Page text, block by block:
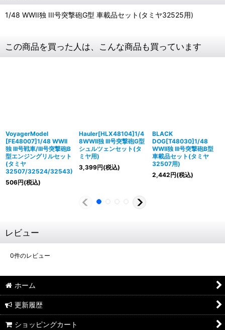
1/48 WWII独 III号突撃砲G型 車載品セット(タミヤ32525用)
この商品を買った人は、こんな商品も買っています
VoyagerModel
[FE48007]1/48 WWII
独 III号戦車/III号突撃砲B
型エンジングリルセット
(タミヤ
32507/32524/32543)
506円(税込)
Hauler[HLX48104]1/4
8WWII独 III号突撃砲G型
シュルツェンセット(タ
ミヤ用)
3,399円(税込)
BLACK
DOG[T48030]1/48
WWII独 III号突撃砲B型
車載品セット(タミヤ
32507用)
2,442円(税込)
レビュー
0件のレビュー
ホーム
更新履歴
ショッピングカート